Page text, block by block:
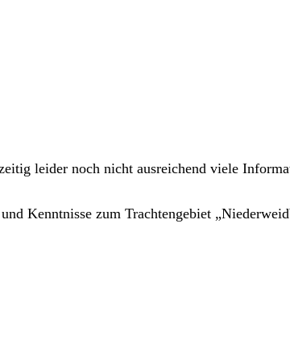
leider noch nicht ausreichend viele
Kenntnisse zum Trachtengebiet